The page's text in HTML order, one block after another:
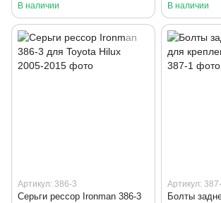
В наличии В наличии
Артикул: 386-3
Серьги рессор Ironman 386-3
Артикул:
Болты